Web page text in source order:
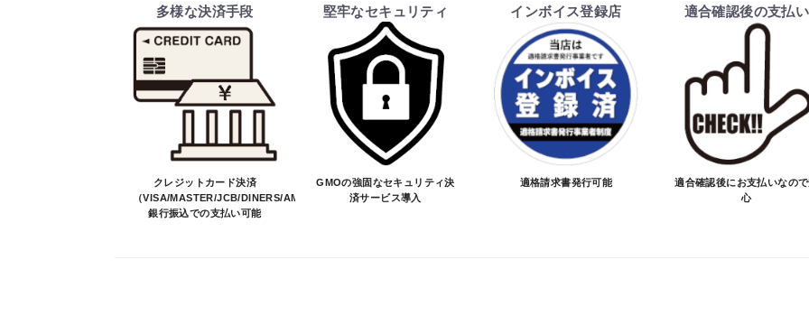
お買物を続ける
・ご注文受付後、メーカーに適合確認を行い、商品の価格・送料及び納期の正式なご連絡をしてか
そのため、ご注文後に適合確認を行い、適合しない場合はキャンセル可能です。
※商品はメーカー品のため予告無く価格が変わる場合があります。
※商品は予告無く生産及び販売不可となる場合があります。
・ご注文前の納期のお問い合わせは、ご注文時と納期が異なるトラブルが発生致しますのでお受け
納期を知りたい場合は、一旦ご注文のお手続きをお願い致します。
決済について
・ご注文後にメーカー確認を行い、商品が愛車に合うことを確認してから決済となります。
多様な決済手段
クレジットカード決済
（VISA/MASTER/JCB/DINERS/AMEX）、
銀行振込での支払い可能
堅牢なセキュリティ
GMOの強固なセキュリティ決
済サービス導入
インボイス登録店
適格請求書発行可能
適合確認後の支払い
適合確認後にお支払いなの
心